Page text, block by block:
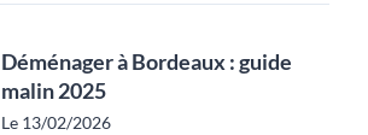
Déménager à Bordeaux : guide
malin 2025
Le 13/02/2026